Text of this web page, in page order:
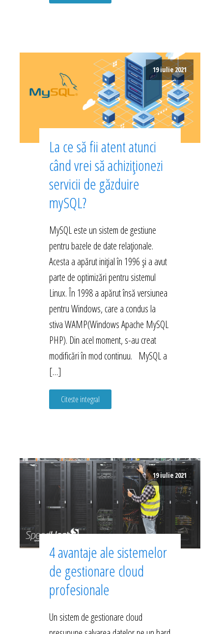
19 iulie 2021
La ce să fii atent atunci
când vrei să achiziționezi
servicii de găzduire
mySQL?
MySQL este un sistem de gestiune
pentru bazele de date relaționale.
Acesta a apărut inițial în 1996 și a avut
parte de optimizări pentru sistemul
Linux. În 1998 a apărut însă versiunea
pentru Windows, care a condus la
stiva WAMP(Windows Apache MySQL
PHP). Din acel moment, s-au creat
modificări în mod continuu. MySQL a
[…]
Citeste integral
19 iulie 2021
4 avantaje ale sistemelor
de gestionare cloud
profesionale
Un sistem de gestionare cloud